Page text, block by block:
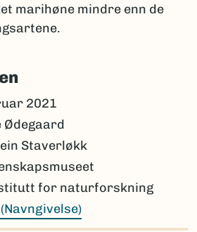
marihøne mindre enn de
2021
Ødegaard
Staverløkk
for naturforskning
(Navngivelse)